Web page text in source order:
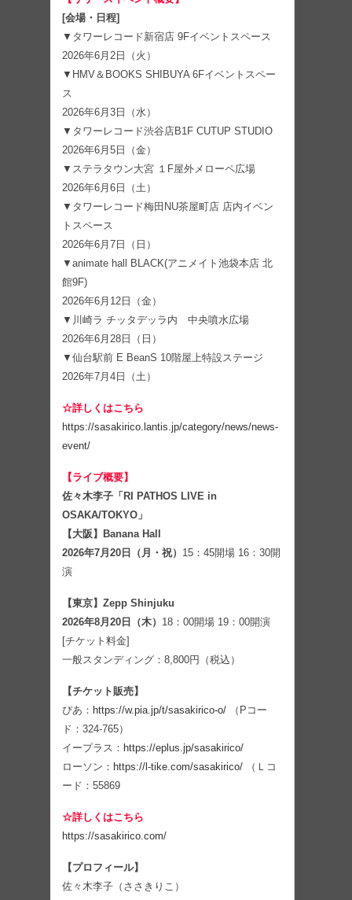
[会場・日程]
▼タワーレコード新宿店 9Fイベントスペース
2026年6月2日（火）
▼HMV＆BOOKS SHIBUYA 6Fイベントスペー
ス
2026年6月3日（水）
▼タワーレコード渋谷店B1F CUTUP STUDIO
2026年6月5日（金）
▼ステラタウン大宮 １F屋外メローペ広場
2026年6月6日（土）
▼タワーレコード梅田NU茶屋町店 店内イベン
トスペース
2026年6月7日（日）
▼animate hall BLACK(アニメイト池袋本店 北
館9F)
2026年6月12日（金）
▼川崎ラ チッタデッラ内 中央噴水広場
2026年6月28日（日）
▼仙台駅前 E BeanS 10階屋上特設ステージ
2026年7月4日（土）
☆詳しくはこちら
https://sasakirico.lantis.jp/category/news/news-
event/
【ライブ概要】
佐々木李子「RI PATHOS LIVE in
OSAKA/TOKYO」
【大阪】Banana Hall
2026年7月20日（月・祝） 15：45開場 16：30開
演
【東京】Zepp Shinjuku
2026年8月20日（木） 18：00開場 19：00開演
[チケット料金]
一般スタンディング：8,800円（税込）
【チケット販売】
ぴあ： https://w.pia.jp/t/sasakirico-o/ （Pコー
ド：324-765）
イープラス： https://eplus.jp/sasakirico/
ローソン： https://l-tike.com/sasakirico/ （Ｌコ
ード：55869
☆詳しくはこちら
https://sasakirico.com/
【プロフィール】
佐々木李子（ささきりこ）